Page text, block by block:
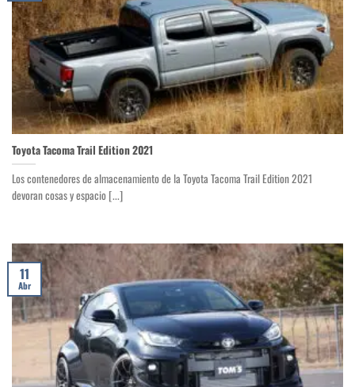
Toyota Tacoma Trail Edition 2021
Los contenedores de almacenamiento de la Toyota Tacoma Trail Edition 2021
devoran cosas y espacio [...]
11
Abr